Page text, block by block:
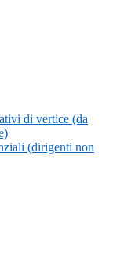
di vertice (da
(dirigenti non